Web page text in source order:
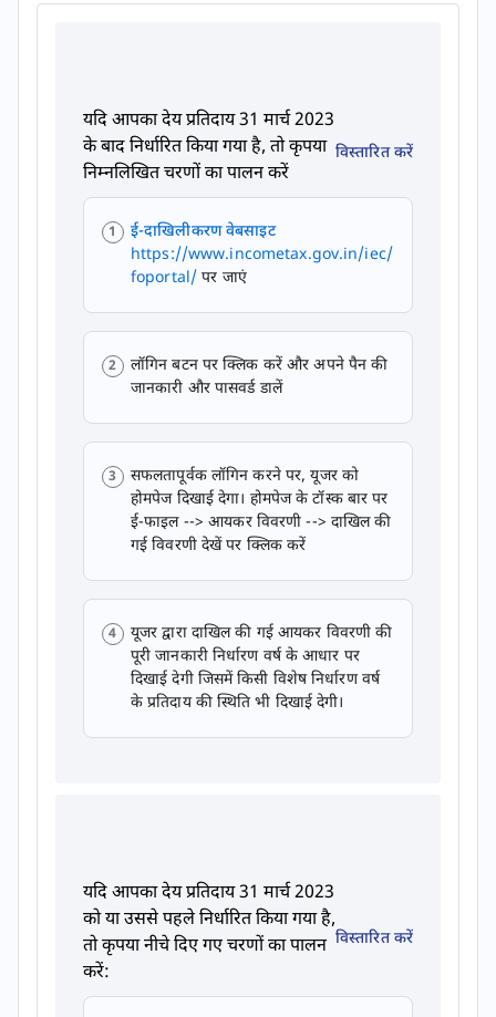
यदि आपका देय प्रतिदाय 31 मार्च 2023
के बाद निर्धारित किया गया है, तो कृपया
निम्नलिखित चरणों का पालन करें
विस्तारित करें
ई-दाखिलीकरण वेबसाइट
https://www.incometax.gov.in/iec/
foportal/ पर जाएं
लॉगिन बटन पर क्लिक करें और अपने पैन की
जानकारी और पासवर्ड डालें
सफलतापूर्वक लॉगिन करने पर, यूजर को
होमपेज दिखाई देगा। होमपेज के टॉस्क बार पर
ई-फाइल --> आयकर विवरणी --> दाखिल की
गई विवरणी देखें पर क्लिक करें
यूजर द्वारा दाखिल की गई आयकर विवरणी की
पूरी जानकारी निर्धारण वर्ष के आधार पर
दिखाई देगी जिसमें किसी विशेष निर्धारण वर्ष
के प्रतिदाय की स्थिति भी दिखाई देगी।
यदि आपका देय प्रतिदाय 31 मार्च 2023
को या उससे पहले निर्धारित किया गया है,
तो कृपया नीचे दिए गए चरणों का पालन
करें:
विस्तारित करें